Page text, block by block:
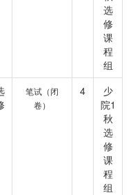
选
修
课
程
组
笔试（闭
卷）
4
少
院1
秋
选
修
课
程
组